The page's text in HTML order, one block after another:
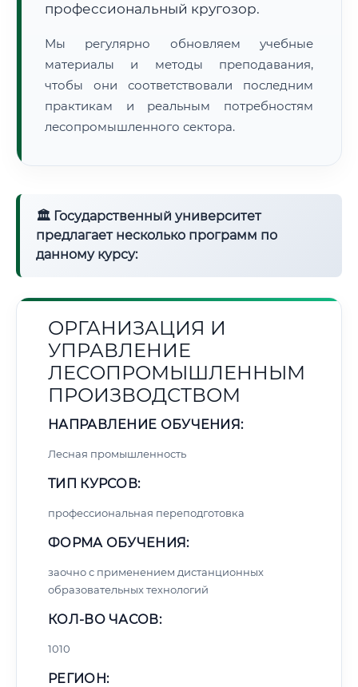
профессиональный кругозор.
Мы регулярно обновляем учебные
материалы и методы преподавания,
чтобы они соответствовали последним
практикам и реальным потребностям
лесопромышленного сектора.
🏛 Государственный университет
предлагает несколько программ по
данному курсу:
ОРГАНИЗАЦИЯ И
УПРАВЛЕНИЕ
ЛЕСОПРОМЫШЛЕННЫМ
ПРОИЗВОДСТВОМ
НАПРАВЛЕНИЕ ОБУЧЕНИЯ:
Лесная промышленность
ТИП КУРСОВ:
профессиональная переподготовка
ФОРМА ОБУЧЕНИЯ:
заочно с применением дистанционных
образовательных технологий
КОЛ-ВО ЧАСОВ:
1010
РЕГИОН: